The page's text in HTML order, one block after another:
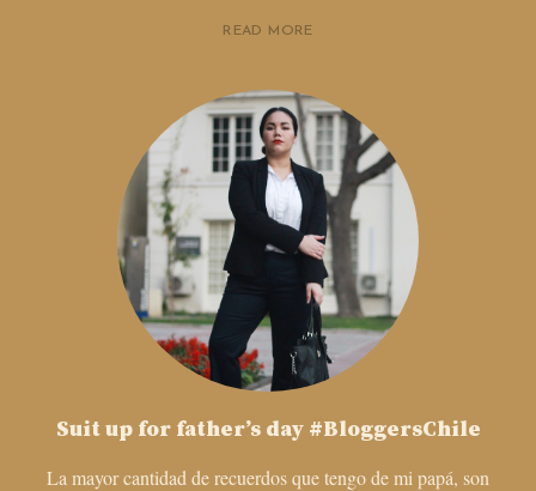
READ MORE
Suit up for father’s day #BloggersChile
La mayor cantidad de recuerdos que tengo de mi papá, son